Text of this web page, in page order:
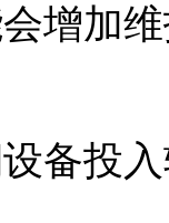
增加
备投